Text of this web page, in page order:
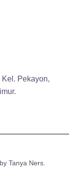
Pekayon,
Tanya Ners.